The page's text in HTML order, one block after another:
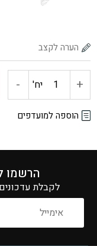
+ כמות
של
קפוא
יח' -
הוספה למועדפים
הרשמו
לקבלת